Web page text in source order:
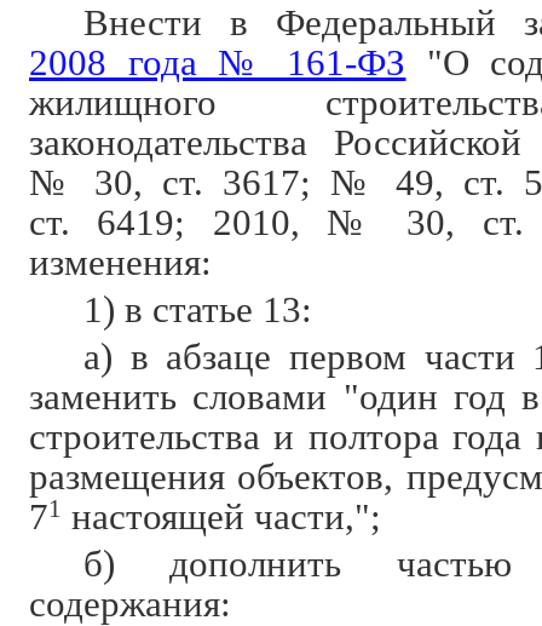
Внести в Федеральный
2008 года № 161-ФЗ "О
жилищного
законодательства
№ 30, ст. 3617; № 49, ст.
ст. 6419; 2010, № 30, ст.
изменения:
1) в статье 13:
а) в абзаце первом части
заменить словами "один год
строительства и полтора
размещения объектов,
71 настоящей части,";
б) дополнить
содержания: